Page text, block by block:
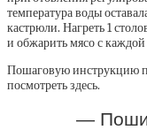
температура воды
кастрюли. Нагреть 1
и обжарить мясо с
Пошаговую инструкцию
посмотреть здесь.
—